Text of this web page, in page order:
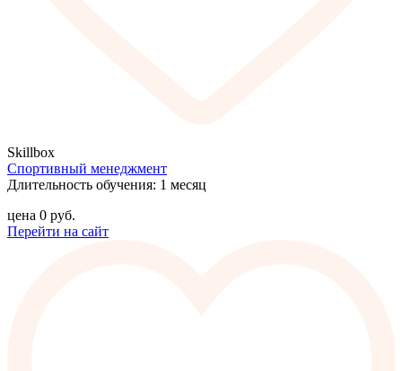
Skillbox
Спортивный менеджмент
Длительность обучения: 1 месяц
цена 0 руб.
Перейти на сайт